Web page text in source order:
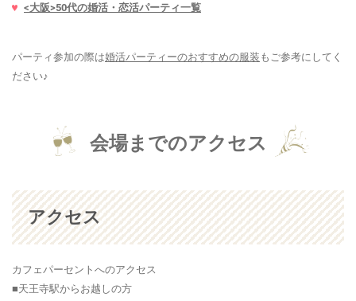
<大阪>50代の婚活・恋活パーティ一覧
パーティ参加の際は婚活パーティーのおすすめの服装 もご参考にしてく
ださい♪
会場までのアクセス
アクセス
カフェパーセントへのアクセス
■天王寺駅からお越しの方